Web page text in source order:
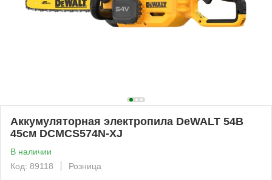
Аккумуляторная электропила DeWALT 54В
45см DCMCS574N-XJ
В наличии
Код: 89118
Розница